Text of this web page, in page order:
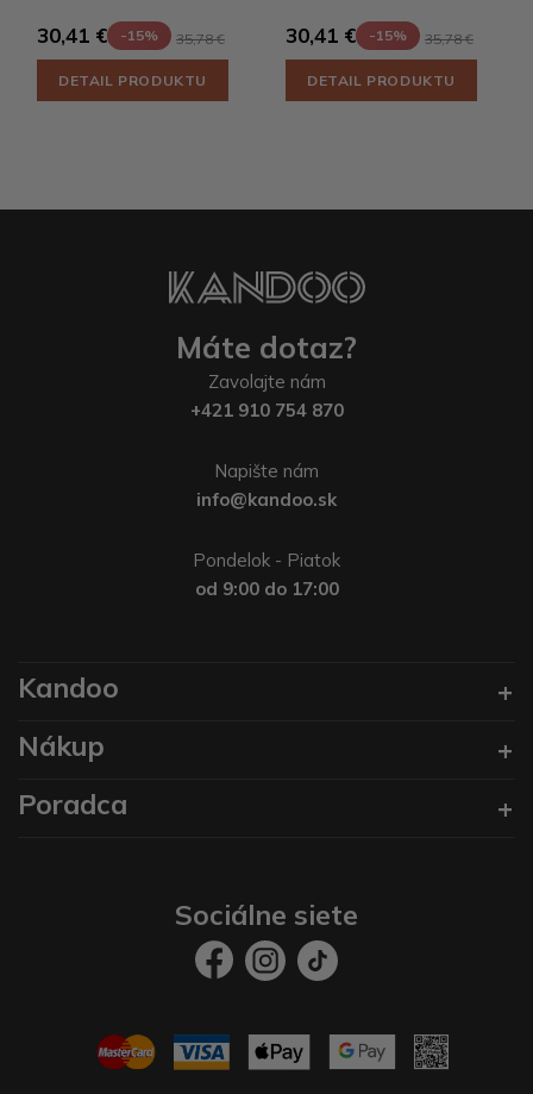
30,41 € -15% 35,78 €
DETAIL PRODUKTU
30,41 € -15% 35,78 €
DETAIL PRODUKTU
Máte dotaz?
Zavolajte nám
+421 910 754 870
Napište nám
info@kandoo.sk
Pondelok - Piatok
od 9:00 do 17:00
Kandoo
Nákup
Poradca
Sociálne siete